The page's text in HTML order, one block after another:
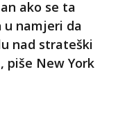
ako se ta
u namjeri da
nad strateški
piše New York